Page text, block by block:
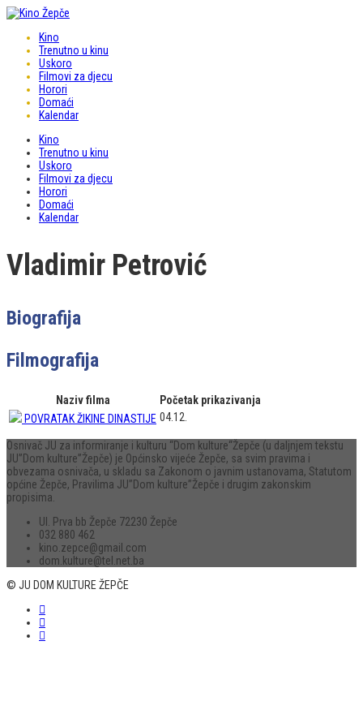
Kino
Trenutno u kinu
Uskoro
Filmovi za djecu
Horori
Domaći
Kalendar
Kino
Trenutno u kinu
Uskoro
Filmovi za djecu
Horori
Domaći
Kalendar
Vladimir Petrović
Biografija
Filmografija
Naziv filma
Početak prikazivanja
POVRATAK ŽIKINE DINASTIJE 04.12.
Osnivač JU za informiranje i kulturu “Dom kulture“Žepče (u daljnjem tekstu
JU”Dom kulture”Žepče) je Općinsko vijeće Žepče, sa svim pravima i
obvezama osnivača, u skladu sa Zakonom o javnim ustanovama, Statutom
općine Žepče, Pravilima JU”Dom kulture”Žepče i drugim zakonskim
propisima.
Ul. Prva bb Žepče 72230 Žepče
032 880 462
kino.zepce@gmail.com
dom.kulture@tel.net.ba
© JU DOM KULTURE ŽEPČE